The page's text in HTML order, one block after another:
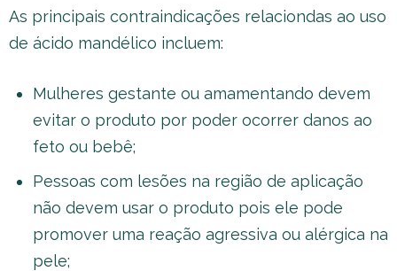
As principais contraindicações relaciondas ao uso
de ácido mandélico incluem:
Mulheres gestante ou amamentando devem
evitar o produto por poder ocorrer danos ao
feto ou bebê;
Pessoas com lesões na região de aplicação
não devem usar o produto pois ele pode
promover uma reação agressiva ou alérgica na
pele;